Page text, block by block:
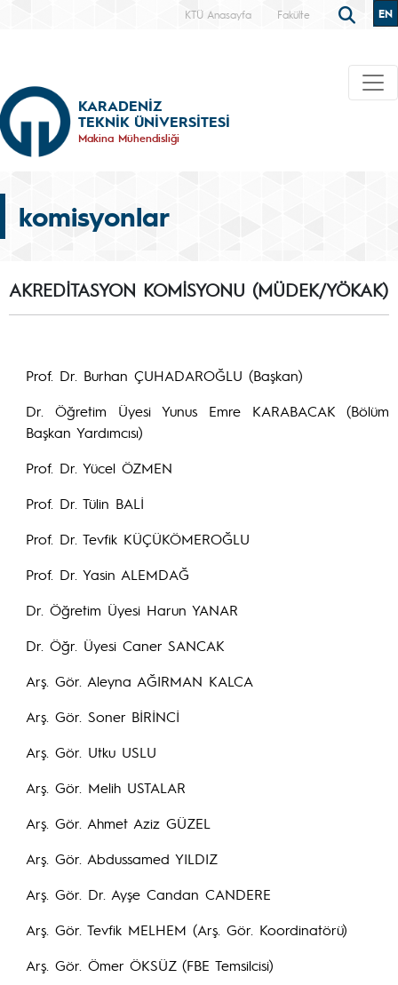
KTÜ Anasayfa Fakülte EN
KARADENİZ
TEKNİK ÜNİVERSİTESİ
Makina Mühendisliği
komisyonlar
AKREDİTASYON KOMİSYONU (MÜDEK/YÖKAK)
Prof. Dr. Burhan ÇUHADAROĞLU (Başkan)
Dr. Öğretim Üyesi Yunus Emre KARABACAK (Bölüm
Başkan Yardımcısı)
Prof. Dr. Yücel ÖZMEN
Prof. Dr. Tülin BALİ
Prof. Dr. Tevfik KÜÇÜKÖMEROĞLU
Prof. Dr. Yasin ALEMDAĞ
Dr. Öğretim Üyesi Harun YANAR
Dr. Öğr. Üyesi Caner SANCAK
Arş. Gör. Aleyna AĞIRMAN KALCA
Arş. Gör. Soner BİRİNCİ
Arş. Gör. Utku USLU
Arş. Gör. Melih USTALAR
Arş. Gör. Ahmet Aziz GÜZEL
Arş. Gör. Abdussamed YILDIZ
Arş. Gör. Dr. Ayşe Candan CANDERE
Arş. Gör. Tevfik MELHEM (Arş. Gör. Koordinatörü)
Arş. Gör. Ömer ÖKSÜZ (FBE Temsilcisi)